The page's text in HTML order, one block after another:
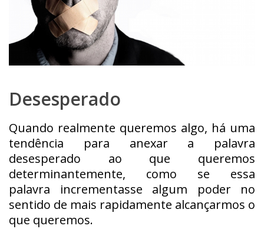
Desesperado
Quando realmente queremos algo, há uma
tendência para anexar a palavra
desesperado ao que queremos
determinantemente, como se essa
palavra incrementasse algum poder no
sentido de mais rapidamente alcançarmos o
que queremos.